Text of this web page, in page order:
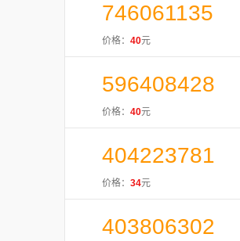
746061135
价格： 40元
596408428
价格： 40元
404223781
价格： 34元
403806302